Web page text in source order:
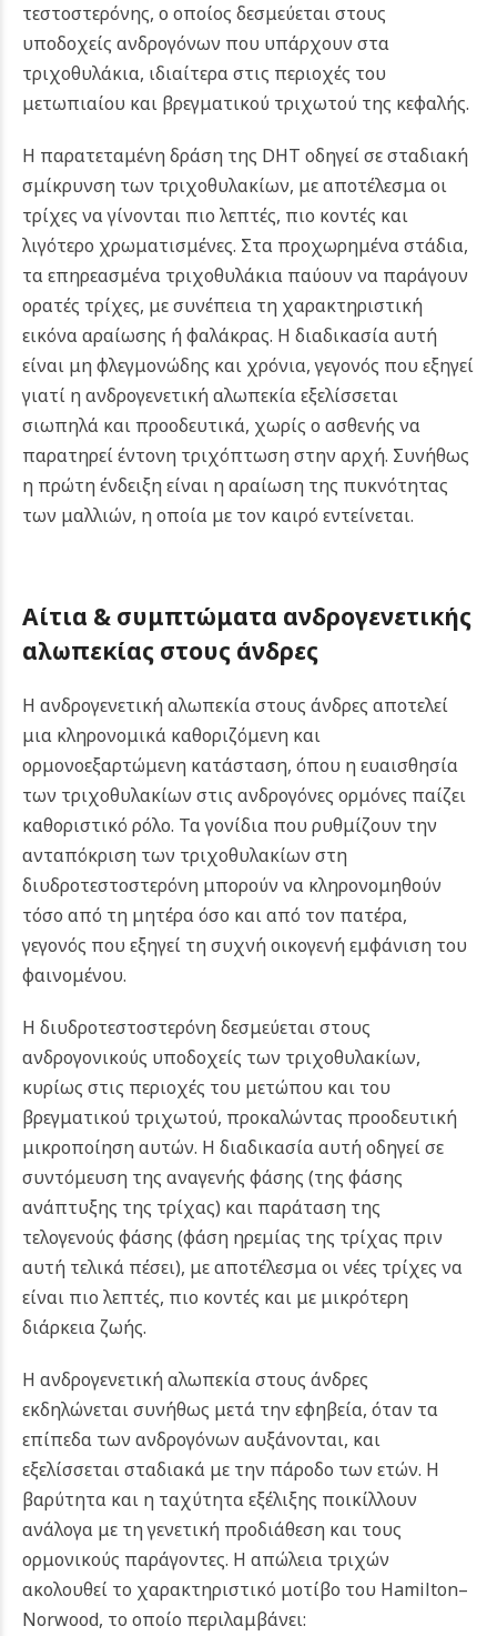
τεστοστερόνης, ο οποίος δεσμεύεται στους
υποδοχείς ανδρογόνων που υπάρχουν στα
τριχοθυλάκια, ιδιαίτερα στις περιοχές του
μετωπιαίου και βρεγματικού τριχωτού της κεφαλής.
Η παρατεταμένη δράση της DHT οδηγεί σε σταδιακή
σμίκρυνση των τριχοθυλακίων, με αποτέλεσμα οι
τρίχες να γίνονται πιο λεπτές, πιο κοντές και
λιγότερο χρωματισμένες. Στα προχωρημένα στάδια,
τα επηρεασμένα τριχοθυλάκια παύουν να παράγουν
ορατές τρίχες, με συνέπεια τη χαρακτηριστική
εικόνα αραίωσης ή φαλάκρας. Η διαδικασία αυτή
είναι μη φλεγμονώδης και χρόνια, γεγονός που εξηγεί
γιατί η ανδρογενετική αλωπεκία εξελίσσεται
σιωπηλά και προοδευτικά, χωρίς ο ασθενής να
παρατηρεί έντονη τριχόπτωση στην αρχή. Συνήθως
η πρώτη ένδειξη είναι η αραίωση της πυκνότητας
των μαλλιών, η οποία με τον καιρό εντείνεται.
Αίτια & συμπτώματα ανδρογενετικής
αλωπεκίας στους άνδρες
Η ανδρογενετική αλωπεκία στους άνδρες αποτελεί
μια κληρονομικά καθοριζόμενη και
ορμονοεξαρτώμενη κατάσταση, όπου η ευαισθησία
των τριχοθυλακίων στις ανδρογόνες ορμόνες παίζει
καθοριστικό ρόλο. Τα γονίδια που ρυθμίζουν την
ανταπόκριση των τριχοθυλακίων στη
διυδροτεστοστερόνη μπορούν να κληρονομηθούν
τόσο από τη μητέρα όσο και από τον πατέρα,
γεγονός που εξηγεί τη συχνή οικογενή εμφάνιση του
φαινομένου.
Η διυδροτεστοστερόνη δεσμεύεται στους
ανδρογονικούς υποδοχείς των τριχοθυλακίων,
κυρίως στις περιοχές του μετώπου και του
βρεγματικού τριχωτού, προκαλώντας προοδευτική
μικροποίηση αυτών. Η διαδικασία αυτή οδηγεί σε
συντόμευση της αναγενής φάσης (της φάσης
ανάπτυξης της τρίχας) και παράταση της
τελογενούς φάσης (φάση ηρεμίας της τρίχας πριν
αυτή τελικά πέσει), με αποτέλεσμα οι νέες τρίχες να
είναι πιο λεπτές, πιο κοντές και με μικρότερη
διάρκεια ζωής.
Η ανδρογενετική αλωπεκία στους άνδρες
εκδηλώνεται συνήθως μετά την εφηβεία, όταν τα
επίπεδα των ανδρογόνων αυξάνονται, και
εξελίσσεται σταδιακά με την πάροδο των ετών. Η
βαρύτητα και η ταχύτητα εξέλιξης ποικίλλουν
ανάλογα με τη γενετική προδιάθεση και τους
ορμονικούς παράγοντες. Η απώλεια τριχών
ακολουθεί το χαρακτηριστικό μοτίβο του Hamilton–
Norwood, το οποίο περιλαμβάνει: